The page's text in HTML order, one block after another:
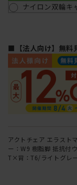
ナイロン双輪キ
■【法人向け】無料
アクトチェア エラスト
ー：W9 樹脂脚 抵抗付
T×背：T6/ライトグレ